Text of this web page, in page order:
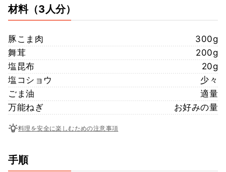
材料（3人分）
豚こま肉
300g
舞茸
200g
塩昆布
20g
塩コショウ
少々
ごま油
適量
万能ねぎ
お好みの量
料理を安全に楽しむための注意事項
手順